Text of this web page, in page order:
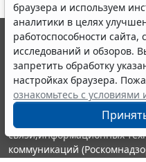
браузера и используем
аналитики в целях
работоспособности сайта,
исследований и обзоров.
запретить обработку
настройках браузера.
ознакомьтесь с условиями
© ООО "НПП "ГАРАНТ-
выпускается с 1990 года.
являются участниками
информации ГАРАНТ.
Портал ГАРАНТ.РУ
издания Федеральной
связи,информационных
коммуникаций